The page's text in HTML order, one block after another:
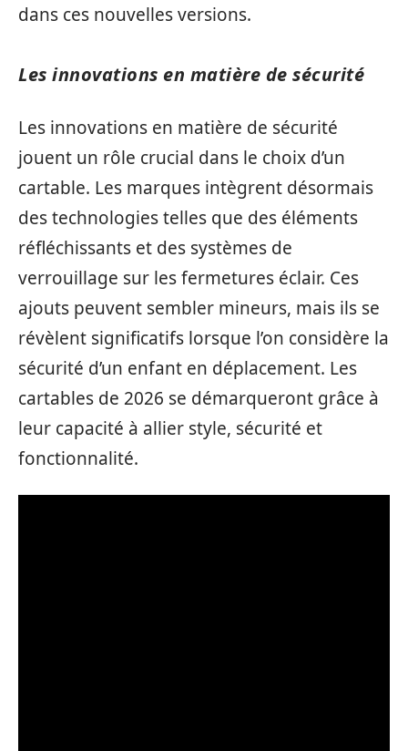
dans ces nouvelles versions.
Les innovations en matière de sécurité
Les innovations en matière de sécurité
jouent un rôle crucial dans le choix d’un
cartable. Les marques intègrent désormais
des technologies telles que des éléments
réfléchissants et des systèmes de
verrouillage sur les fermetures éclair. Ces
ajouts peuvent sembler mineurs, mais ils se
révèlent significatifs lorsque l’on considère la
sécurité d’un enfant en déplacement. Les
cartables de 2026 se démarqueront grâce à
leur capacité à allier style, sécurité et
fonctionnalité.